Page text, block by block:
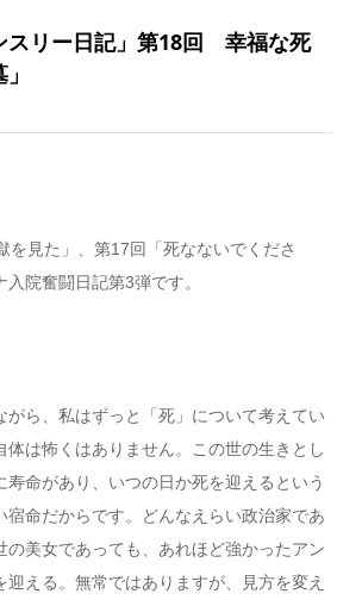
スリー日記」第18回 幸福な死
見た」、第17回「死なないでくださ
院奮闘日記第3弾です。
ら、私はずっと「死」について考えてい
体は怖くはありません。この世の生きとし
寿命があり、いつの日か死を迎えるという
宿命だからです。どんなえらい政治家であ
の美女であっても、あれほど強かったアン
迎える。無常ではありますが、見方を変え